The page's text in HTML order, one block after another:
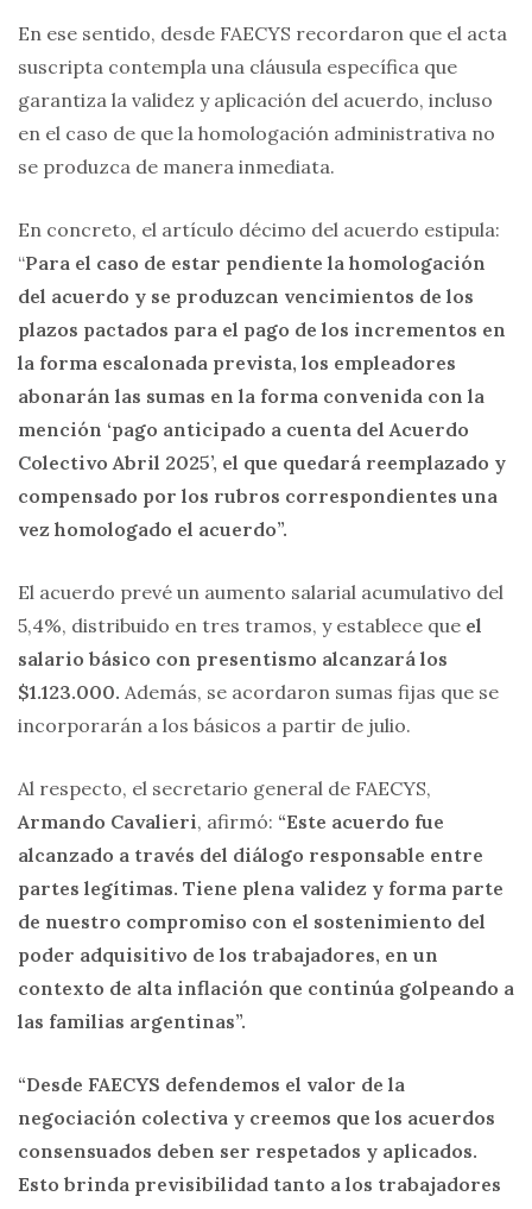
En ese sentido, desde FAECYS recordaron que el acta
suscripta contempla una cláusula específica que
garantiza la validez y aplicación del acuerdo, incluso
en el caso de que la homologación administrativa no
se produzca de manera inmediata.
En concreto, el artículo décimo del acuerdo estipula:
“Para el caso de estar pendiente la homologación
del acuerdo y se produzcan vencimientos de los
plazos pactados para el pago de los incrementos en
la forma escalonada prevista, los empleadores
abonarán las sumas en la forma convenida con la
mención ‘pago anticipado a cuenta del Acuerdo
Colectivo Abril 2025’, el que quedará reemplazado y
compensado por los rubros correspondientes una
vez homologado el acuerdo”.
El acuerdo prevé un aumento salarial acumulativo del
5,4%, distribuido en tres tramos, y establece que el
salario básico con presentismo alcanzará los
$1.123.000. Además, se acordaron sumas fijas que se
incorporarán a los básicos a partir de julio.
Al respecto, el secretario general de FAECYS,
Armando Cavalieri, afirmó: “Este acuerdo fue
alcanzado a través del diálogo responsable entre
partes legítimas. Tiene plena validez y forma parte
de nuestro compromiso con el sostenimiento del
poder adquisitivo de los trabajadores, en un
contexto de alta inflación que continúa golpeando a
las familias argentinas”.
“Desde FAECYS defendemos el valor de la
negociación colectiva y creemos que los acuerdos
consensuados deben ser respetados y aplicados.
Esto brinda previsibilidad tanto a los trabajadores